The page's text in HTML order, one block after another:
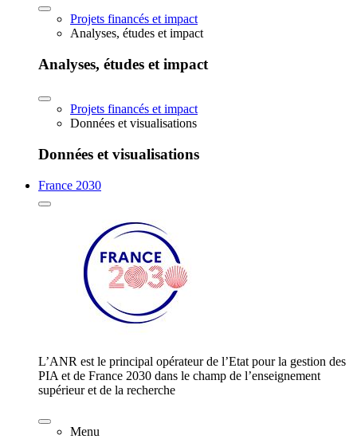
Projets financés et impact
Analyses, études et impact
Analyses, études et impact
Projets financés et impact
Données et visualisations
Données et visualisations
France 2030
L’ANR est le principal opérateur de l’Etat pour la gestion des
PIA et de France 2030 dans le champ de l’enseignement
supérieur et de la recherche
Menu